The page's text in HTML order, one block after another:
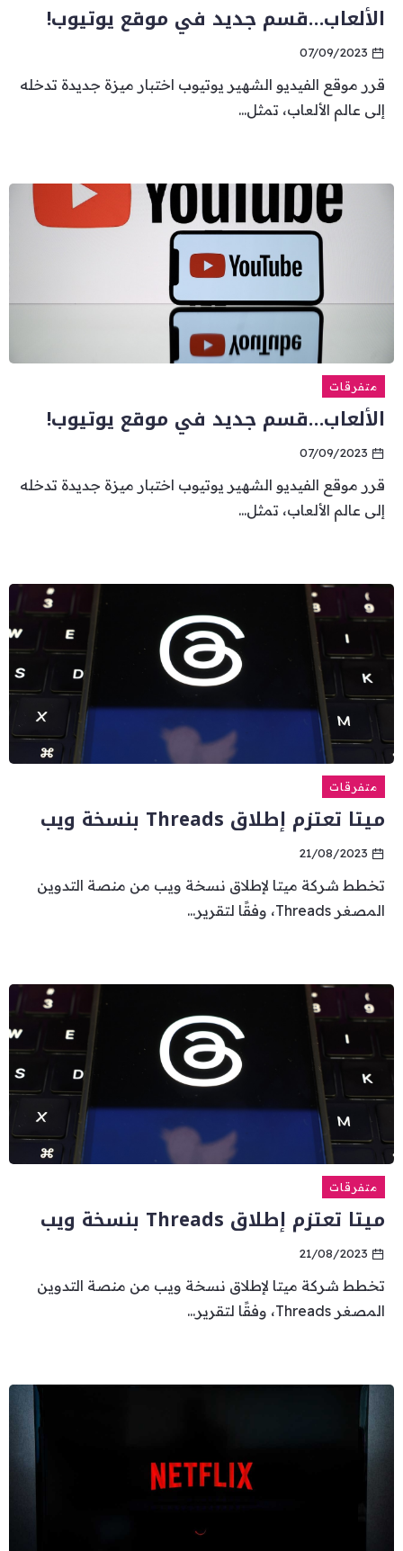
الألعاب…قسم جديد في موقع يوتيوب!
07/09/2023
قرر موقع الفيديو الشهير يوتيوب اختبار ميزة جديدة تدخله
إلى عالم الألعاب، تمثل...
متفرقات
الألعاب…قسم جديد في موقع يوتيوب!
07/09/2023
قرر موقع الفيديو الشهير يوتيوب اختبار ميزة جديدة تدخله
إلى عالم الألعاب، تمثل...
متفرقات
ميتا تعتزم إطلاق Threads بنسخة ويب
21/08/2023
تخطط شركة ميتا لإطلاق نسخة ويب من منصة التدوين
المصغر Threads، وفقًا لتقرير...
متفرقات
ميتا تعتزم إطلاق Threads بنسخة ويب
21/08/2023
تخطط شركة ميتا لإطلاق نسخة ويب من منصة التدوين
المصغر Threads، وفقًا لتقرير...